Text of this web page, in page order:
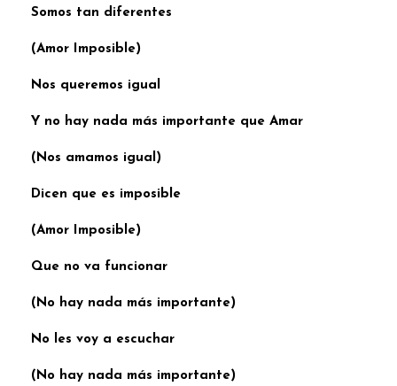
Somos tan diferentes
(Amor Imposible)
Nos queremos igual
Y no hay nada más importante que Amar
(Nos amamos igual)
Dicen que es imposible
(Amor Imposible)
Que no va funcionar
(No hay nada más importante)
No les voy a escuchar
(No hay nada más importante)